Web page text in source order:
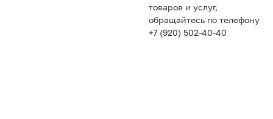
товаров и услуг,
обращайтесь по телефону
+7 (920) 502-40-40